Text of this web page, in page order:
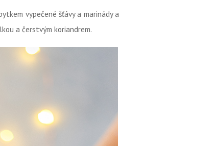
vypečené šťávy a marinády a
a čerstvým koriandrem.